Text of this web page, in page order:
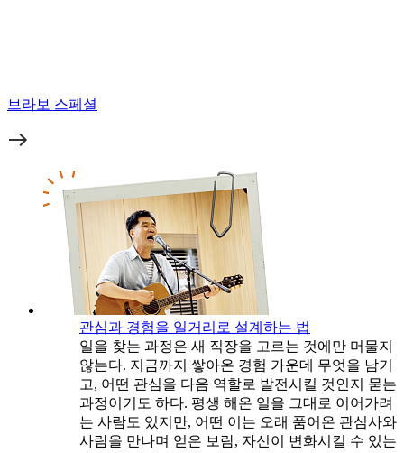
브라보 스페셜
관심과 경험을 일거리로 설계하는 법
일을 찾는 과정은 새 직장을 고르는 것에만 머물지
않는다. 지금까지 쌓아온 경험 가운데 무엇을 남기
고, 어떤 관심을 다음 역할로 발전시킬 것인지 묻는
과정이기도 하다. 평생 해온 일을 그대로 이어가려
는 사람도 있지만, 어떤 이는 오래 품어온 관심사와
사람을 만나며 얻은 보람, 자신이 변화시킬 수 있는